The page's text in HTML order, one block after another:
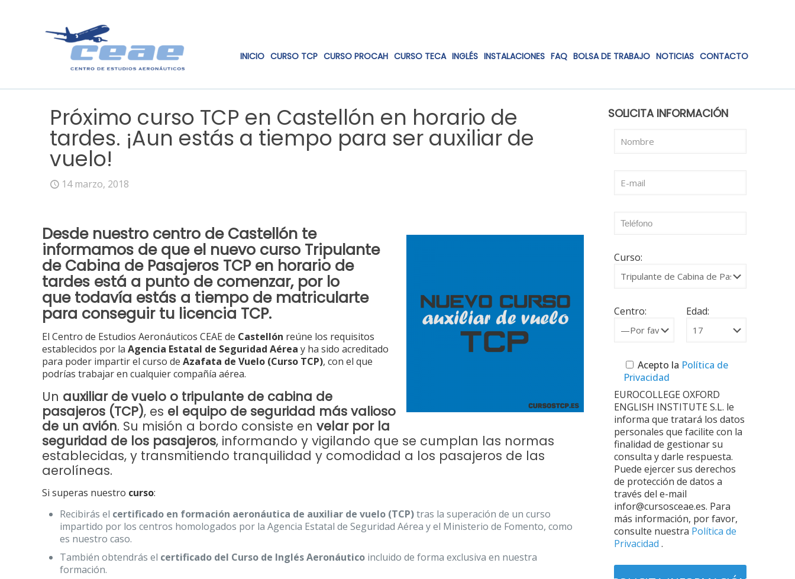
INICIO CURSO TCP CURSO PROCAH CURSO TECA INGLÉS INSTALACIONES FAQ BOLSA DE TRABAJO NOTICIAS CONTACTO
Próximo curso TCP en Castellón en horario de
tardes. ¡Aun estás a tiempo para ser auxiliar de
vuelo!
14 marzo, 2018
Desde nuestro centro deCastellón te
informamos de que el nuevo curso Tripulante
de Cabina de Pasajeros TCPen horario de
tardes está a punto de comenzar, por lo
que todavía estás a tiempo de matricularte
para conseguir tu licencia TCP.
El Centro de Estudios Aeronáuticos CEAE de Castellón reúne los requisitos
establecidos por laAgencia Estatal de Seguridad Aérea y ha sido acreditado
para poder impartir el curso deAzafata de Vuelo (Curso TCP), con el que
podrías trabajar en cualquier compañía aérea.
Un auxiliar de vuelo o tripulante de cabina de
pasajeros (TCP), es el equipo de seguridad más valioso
de un avión. Su misión a bordo consiste envelar por la
seguridad de los pasajeros, informando y vigilando que se cumplan las normas
establecidas, y transmitiendo tranquilidad y comodidad a los pasajeros de las
aerolíneas.
Si superas nuestro curso:
Recibirás el certificado en formación aeronáutica de auxiliar de vuelo (TCP)tras la superación de un curso
impartido por los centros homologados por la Agencia Estatal de Seguridad Aérea y el Ministerio de Fomento, como
es nuestro caso.
También obtendrás el certificado del Curso de Inglés Aeronáutico incluido de forma exclusiva en nuestra
formación.
SOLICITA INFORMACIÓN
Curso:
Centro: Edad:
Acepto la Política de
Privacidad
EUROCOLLEGE OXFORD
ENGLISH INSTITUTE S.L. le
informa que tratará los datos
personales que facilite con la
finalidad de gestionar su
consulta y darle respuesta.
Puede ejercer sus derechos
de protección de datos a
través del e-mail
infor@cursosceae.es. Para
más información, por favor,
consulte nuestra Política de
Privacidad .